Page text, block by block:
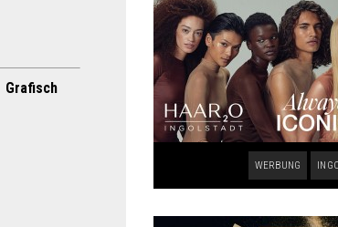
Grafisch
WERBUNG